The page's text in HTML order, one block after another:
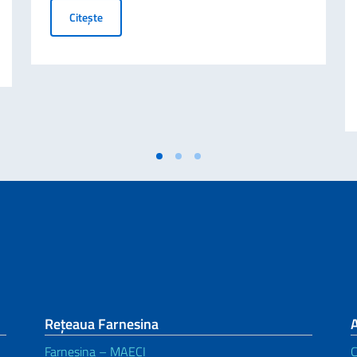
PRIN SISTEMUL POS
CiteșteBusiness Insights from Italy – A Letter to
Rețeaua Farnesina
Farnesina – MAECI